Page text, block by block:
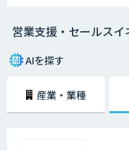
そのためには、営業部門だ
営業支援ツールはこうした
ことで精度を高め、過去の
営業支援・セールス
AIを探す
産業・業種